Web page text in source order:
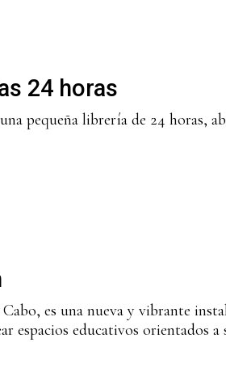
24 horas
pequeña librería de 24 horas,
es una nueva y vibrante
espacios educativos orientados a